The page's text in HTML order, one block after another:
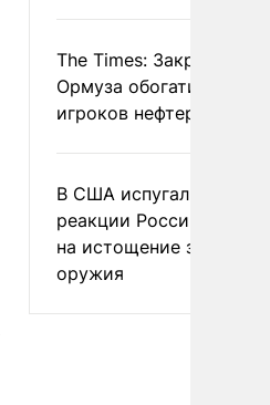
The Times: Закрытие
Ормуза обогатило
игроков нефтерынка
В США испугались
реакции России и
на истощение запасов
оружия